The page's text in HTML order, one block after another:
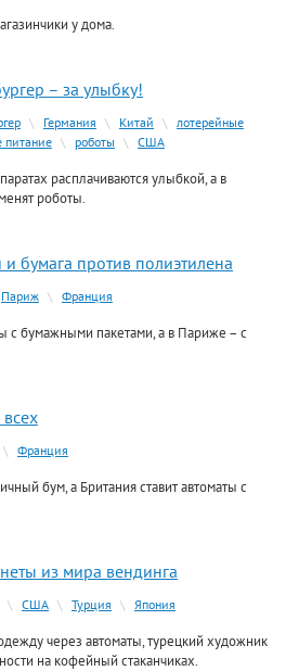
у дома.
– за улыбку!
\ Германия \ Китай \ лотерейные
питание \ роботы \ США
расплачиваются улыбкой, а в
роботы.
бумага против полиэтилена
Париж \ Франция
с бумажными пакетами, а в Париже – с
\ Франция
бум, а Британия ставит автоматы с
из мира вендинга
\ США \ Турция \ Япония
через автоматы, турецкий художник
на кофейный стаканчиках.